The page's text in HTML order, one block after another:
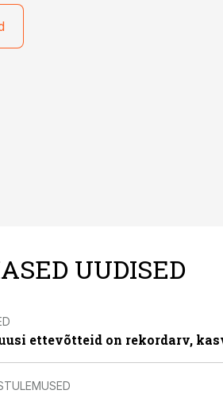
UUDISED
usi ettevõtteid on rekordarv,